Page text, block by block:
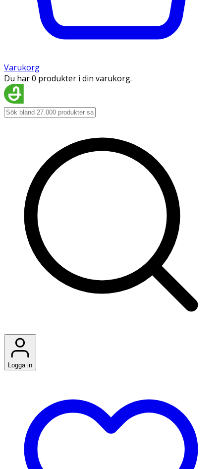
Varukorg
Du har 0 produkter i din varukorg.
Logga in